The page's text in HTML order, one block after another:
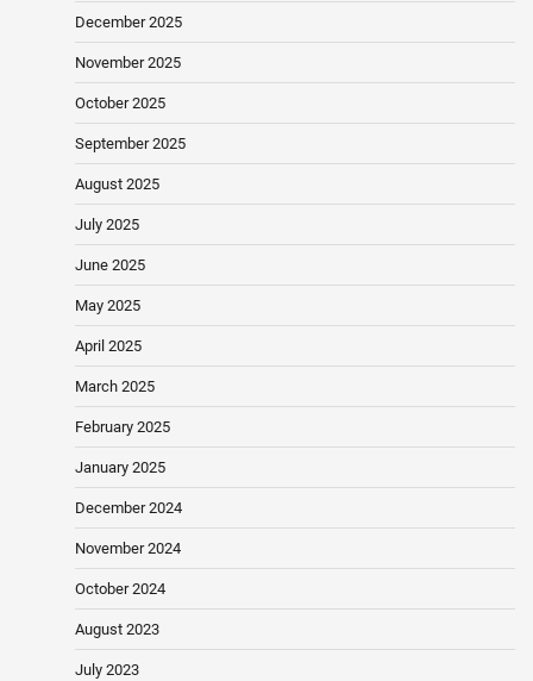
December 2025
November 2025
October 2025
September 2025
August 2025
July 2025
June 2025
May 2025
April 2025
March 2025
February 2025
January 2025
December 2024
November 2024
October 2024
August 2023
July 2023